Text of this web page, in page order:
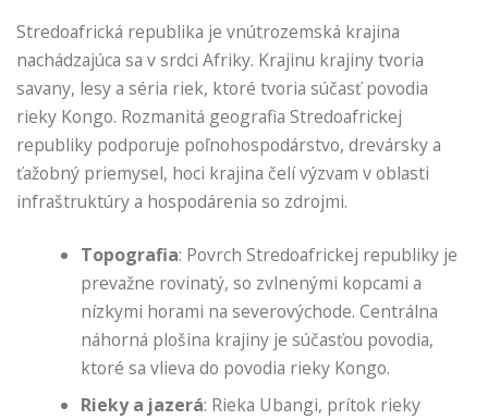
Stredoafrická republika je vnútrozemská krajina
nachádzajúca sa v srdci Afriky. Krajinu krajiny tvoria
savany, lesy a séria riek, ktoré tvoria súčasť povodia
rieky Kongo. Rozmanitá geografia Stredoafrickej
republiky podporuje poľnohospodárstvo, drevársky a
ťažobný priemysel, hoci krajina čelí výzvam v oblasti
infraštruktúry a hospodárenia so zdrojmi.
Topografia: Povrch Stredoafrickej republiky je
prevažne rovinatý, so zvlnenými kopcami a
nízkymi horami na severovýchode. Centrálna
náhorná plošina krajiny je súčasťou povodia,
ktoré sa vlieva do povodia rieky Kongo.
Rieky a jazerá: Rieka Ubangi, prítok rieky